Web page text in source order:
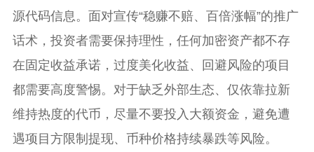
源代码信息。面对宣传“稳赚不赔、百倍涨幅”的推广
话术，投资者需要保持理性，任何加密资产都不存
在固定收益承诺，过度美化收益、回避风险的项目
都需要高度警惕。对于缺乏外部生态、仅依靠拉新
维持热度的代币，尽量不要投入大额资金，避免遭
遇项目方限制提现、币种价格持续暴跌等风险。